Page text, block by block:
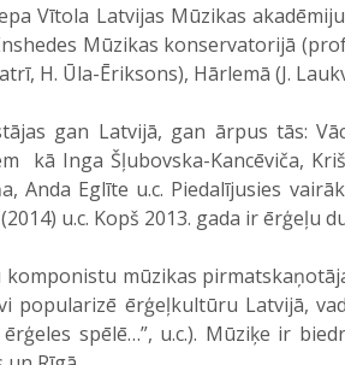
Vītola Latvijas Mūzikas
Mūzikas konservatorijā
H. Ūla-Ēriksons), Hārlemā (J.
Latvijā, gan ārpus tās:
kā Inga Šļubovska-Kancēviča,
Anda Eglīte u.c. Piedalījusies
u.c. Kopš 2013. gada ir ērģeļu
mūzikas pirmatskaņotāja.
popularizē ērģeļkultūru Latvijā,
spēlē…”, u.c.). Mūziķe ir